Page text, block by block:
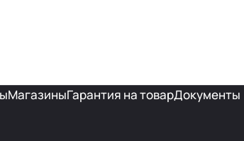
МагазиныГарантия на товарДокументы